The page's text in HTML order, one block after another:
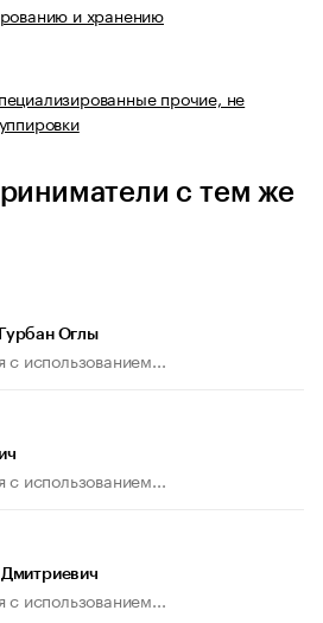
и хранению
прочие, не
с тем же
Оглы
с использованием...
с использованием...
с использованием...